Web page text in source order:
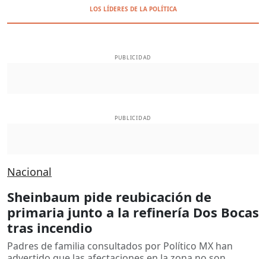
LOS LÍDERES DE LA POLÍTICA
PUBLICIDAD
PUBLICIDAD
Nacional
Sheinbaum pide reubicación de
primaria junto a la refinería Dos Bocas
tras incendio
Padres de familia consultados por Político MX han